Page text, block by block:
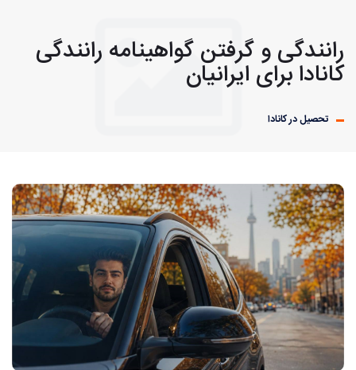
رانندگی و گرفتن گواهینامه رانندگی
کانادا برای ایرانیان
تحصیل در کانادا